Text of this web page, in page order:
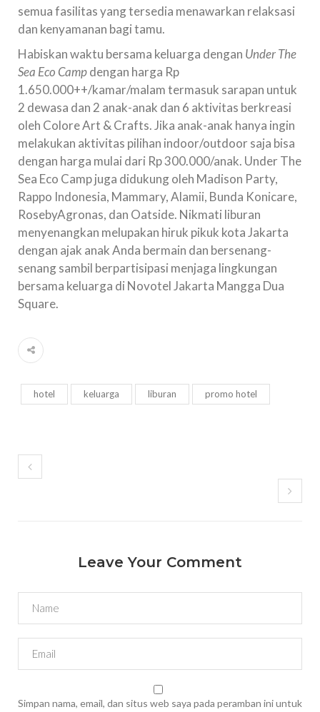
semua fasilitas yang tersedia menawarkan relaksasi
dan kenyamanan bagi tamu.
Habiskan waktu bersama keluarga dengan Under The
Sea Eco Campdengan harga Rp
1.650.000++/kamar/malam termasuk sarapan untuk
2 dewasa dan 2 anak-anak dan 6 aktivitas berkreasi
oleh Colore Art & Crafts. Jika anak-anak hanya ingin
melakukan aktivitas pilihan indoor/outdoor saja bisa
dengan harga mulai dari Rp 300.000/anak. Under The
Sea Eco Camp juga didukung oleh Madison Party,
Rappo Indonesia, Mammary, Alamii, Bunda Konicare,
RosebyAgronas, dan Oatside. Nikmati liburan
menyenangkan melupakan hiruk pikuk kota Jakarta
dengan ajak anak Anda bermain dan bersenang-
senang sambil berpartisipasi menjaga lingkungan
bersama keluarga di Novotel Jakarta Mangga Dua
Square.
hotel keluarga liburan promo hotel
Leave Your Comment
Simpan nama, email, dan situs web saya pada peramban ini untuk